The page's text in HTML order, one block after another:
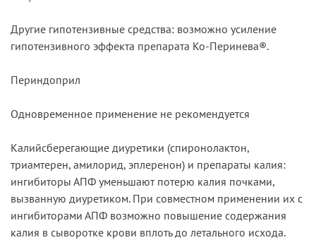
Другие гипотензивные средства: возможно усиление
гипотензивного эффекта препарата Ко-Перинева®.
Периндоприл
Одновременное применение не рекомендуется
Калийсберегающие диуретики (спиронолактон,
триамтерен, амилорид, эплеренон) и препараты калия:
ингибиторы АПФ уменьшают потерю калия почками,
вызванную диуретиком. При совместном применении их с
ингибиторами АПФ возможно повышение содержания
калия в сыворотке крови вплоть до летального исхода.